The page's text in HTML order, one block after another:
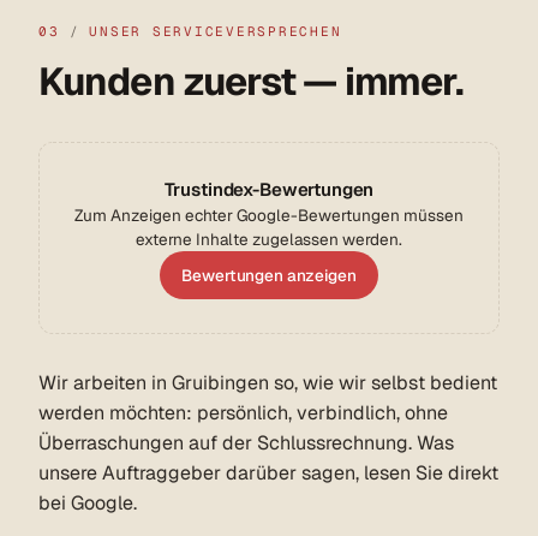
03 / UNSER SERVICEVERSPRECHEN
Kunden zuerst — immer.
Trustindex-Bewertungen
Zum Anzeigen echter Google-Bewertungen müssen
externe Inhalte zugelassen werden.
Bewertungen anzeigen
Wir arbeiten in Gruibingen so, wie wir selbst bedient
werden möchten: persönlich, verbindlich, ohne
Überraschungen auf der Schlussrechnung. Was
unsere Auftraggeber darüber sagen, lesen Sie direkt
bei Google.